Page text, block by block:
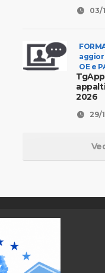
03/
OE e
2026
29/